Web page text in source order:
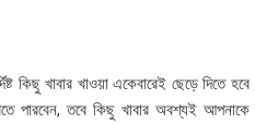
কিছু খাবার খাওয়া একেবারেই ছেড়ে দিতে হবে
পারবেন, তবে কিছু খাবার অবশ্যই আপনাকে